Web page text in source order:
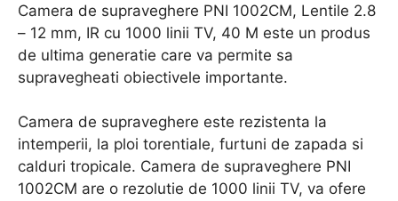
Camera de supraveghere PNI 1002CM, Lentile 2.8
– 12 mm, IR cu 1000 linii TV, 40 M este un produs
de ultima generatie care va permite sa
supravegheati obiectivele importante.
Camera de supraveghere este rezistenta la
intemperii, la ploi torentiale, furtuni de zapada si
calduri tropicale. Camera de supraveghere PNI
1002CM are o rezolutie de 1000 linii TV, va ofere